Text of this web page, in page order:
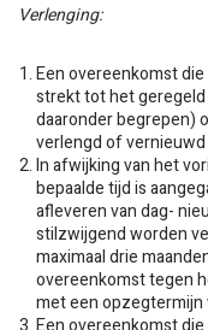
Verlenging:
Een overeenkomst
strekt tot het
daaronder begrepen)
verlengd of
In afwijking van het
bepaalde tijd is
afleveren van dag-
stilzwijgend worden
maximaal drie
overeenkomst tegen
met een opzegtermijn